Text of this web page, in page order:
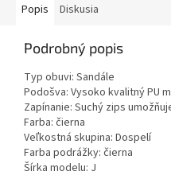
Popis Diskusia
Podrobný popis
Typ obuvi: Sandále
Podošva: Vysoko kvalitný PU
Zapínanie: Suchý zips
Farba: čierna
Veľkostná skupina: Dospelí
Farba podrážky: čierna
Šírka modelu: J